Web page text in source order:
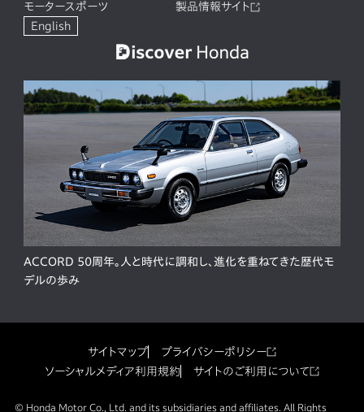
モータースポーツ
製品情報サイト
English
ACCORD 50周年。人と時代に調和し、進化を重ねてきた歴代モ
デルの歩み
サイトマップ
プライバシーポリシー
ソーシャルメディア利用規約
サイトのご利用について
© Honda Motor Co., Ltd. and its subsidiaries and affiliates. All Rights